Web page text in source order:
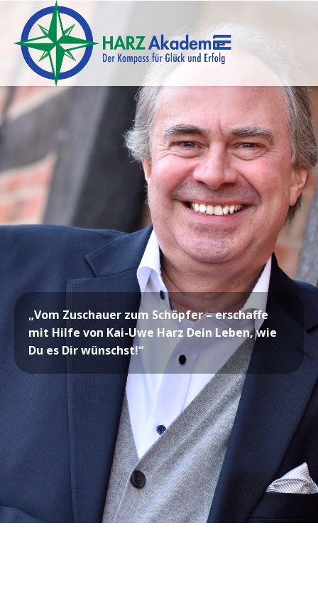
„Vom Zuschauer zum Schöpfer – erschaffe
mit Hilfe von Kai-Uwe Harz Dein Leben, wie
Du es Dir wünschst!“